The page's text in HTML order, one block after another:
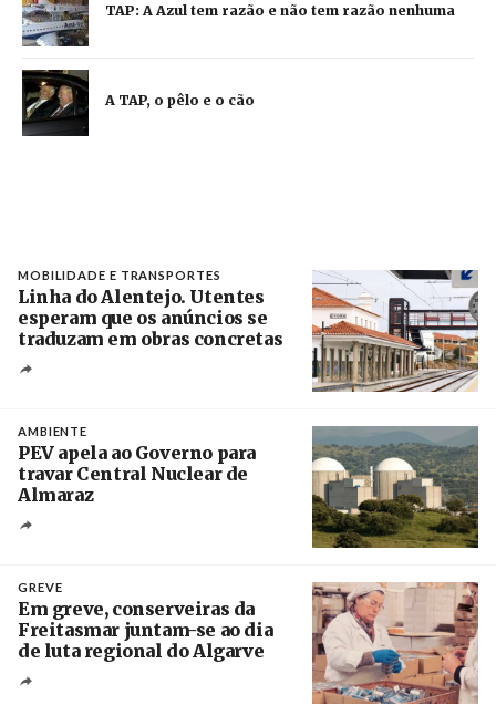
TAP: A Azul tem razão e não tem razão nenhuma
A TAP, o pêlo e o cão
MOBILIDADE E TRANSPORTES
Linha do Alentejo. Utentes
esperam que os anúncios se
traduzam em obras concretas
AMBIENTE
PEV apela ao Governo para
travar Central Nuclear de
Almaraz
GREVE
Em greve, conserveiras da
Freitasmar juntam-se ao dia
de luta regional do Algarve